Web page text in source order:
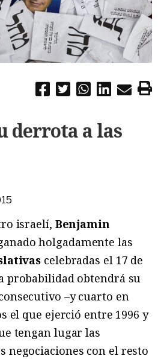
derrota a las
israelí, Benjamin
holgadamente las
celebradas el 17 de
probabilidad obtendrá su
–y cuarto en
el que ejerció entre 1996 y
tengan lugar las
negociaciones con el resto